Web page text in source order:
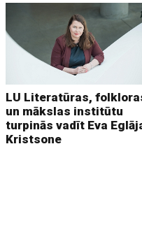
LU Literatūras,
un mākslas institūtu
turpinās vadīt Eva
Kristsone